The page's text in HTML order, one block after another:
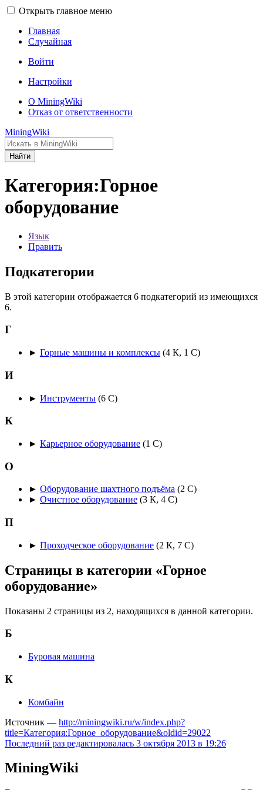
Открыть главное меню
Главная
Случайная
Войти
Настройки
О MiningWiki
Отказ от ответственности
MiningWiki
Найти
Категория:Горное
оборудование
Язык
Править
Подкатегории
В этой категории отображается 6 подкатегорий из имеющихся
6.
Г
► Горные машины и комплексы (4 К, 1 С)
И
► Инструменты (6 С)
К
► Карьерное оборудование (1 С)
О
► Оборудование шахтного подъёма (2 С)
► Очистное оборудование (3 К, 4 С)
П
► Проходческое оборудование (2 К, 7 С)
Страницы в категории «Горное
оборудование»
Показаны 2 страницы из 2, находящихся в данной категории.
Б
Буровая машина
К
Комбайн
Источник — http://miningwiki.ru/w/index.php?
title=Категория:Горное_оборудование&oldid=29022
Последний раз редактировалась 3 октября 2013 в 19:26
MiningWiki